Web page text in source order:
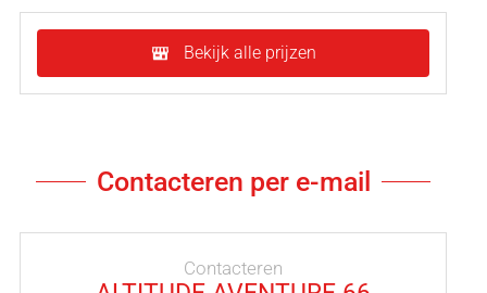
Bekijk alle prijzen
Contacteren per e-mail
Contacteren